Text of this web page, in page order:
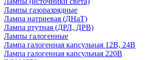
Лампы газоразрядные
Лампа натриевая (ДНаТ)
Лампа ртутная (ДРЛ, ДРВ)
Лампы галогенные
Лампа галогенная капсульная 12В, 24В
Лампа галогенная капсульная 220В